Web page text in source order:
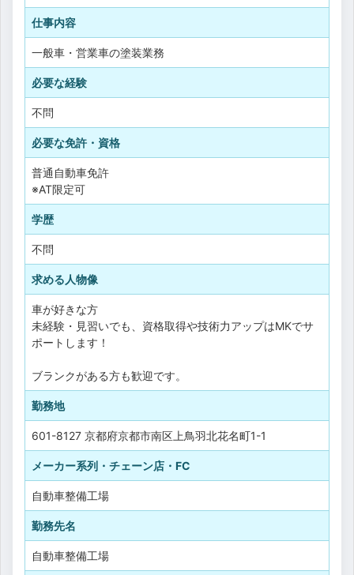
仕事内容
一般車・営業車の塗装業務
必要な経験
不問
必要な免許・資格
普通自動車免許
※AT限定可
学歴
不問
求める人物像
車が好きな方
未経験・見習いでも、資格取得や技術力アップはMKでサ
ポートします！
ブランクがある方も歓迎です。
勤務地
601-8127 京都府京都市南区上鳥羽北花名町1-1
メーカー系列・チェーン店・FC
自動車整備工場
勤務先名
自動車整備工場